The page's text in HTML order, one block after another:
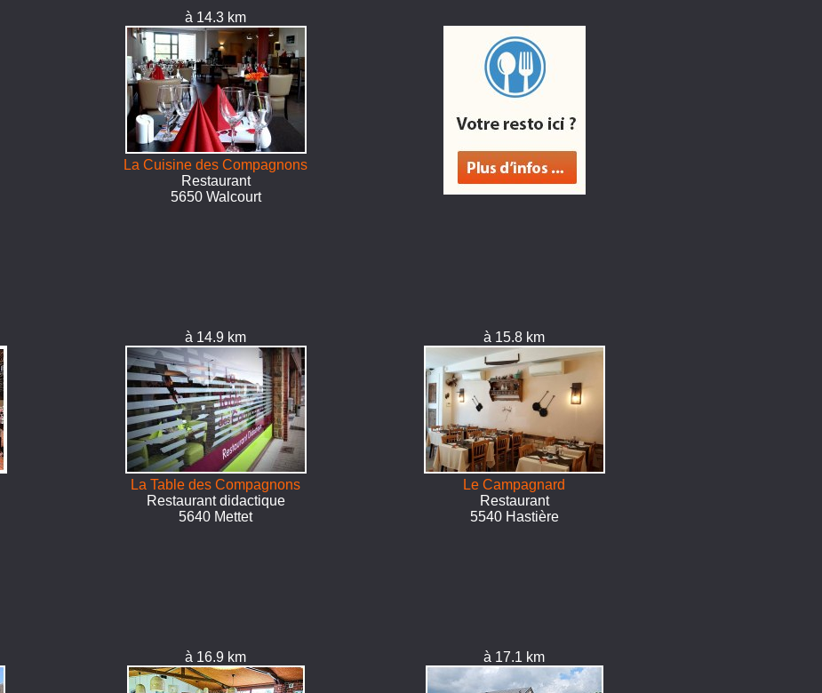
à 14.3 km
La Cuisine des Compagnons
Restaurant
5650 Walcourt
à 14.9 km
La Table des Compagnons
Restaurant didactique
5640 Mettet
à 15.8 km
Le Campagnard
Restaurant
5540 Hastière
à 16.9 km à 17.1 km